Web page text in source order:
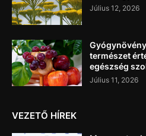
Július 12, 2026
természet
egészség
Július 11, 2026
VEZETŐ HÍREK